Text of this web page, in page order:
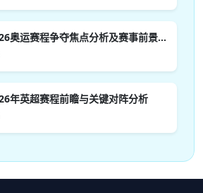
张雨霏2026奥运赛程争夺焦点分析及赛事前景展望
年英超赛程前瞻与关键对阵分析